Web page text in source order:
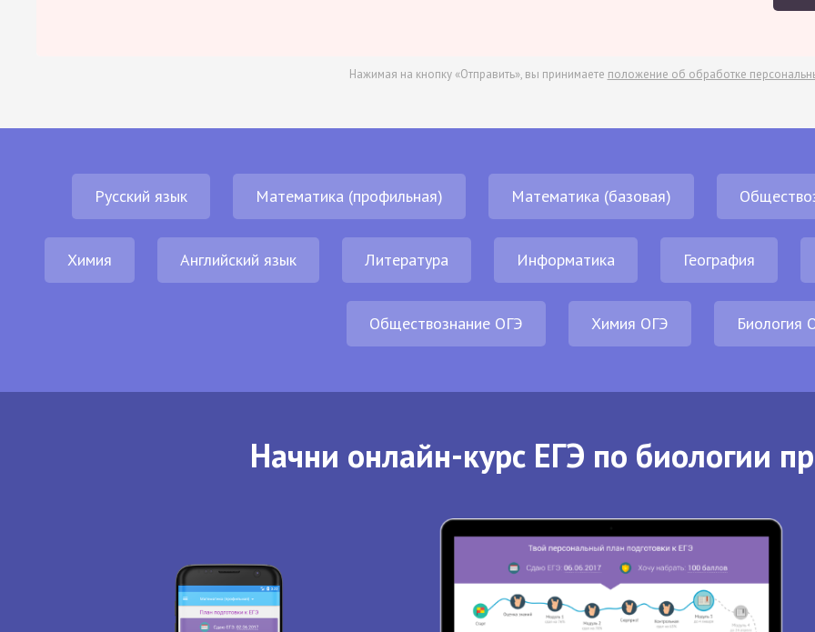
Нажимая на кнопку «Отправить», вы принимаете положение об обработке
Русский язык Математика (профильная) Математика (базовая)
Химия Английский язык Литература Информатика География
Обществознание ОГЭ Химия ОГЭ Биология
Начни онлайн-курс ЕГЭ по биологии